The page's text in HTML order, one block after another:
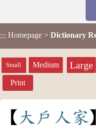
::: Homepage > Dictionary
Small Medium Large
Print
大 戶 人 家